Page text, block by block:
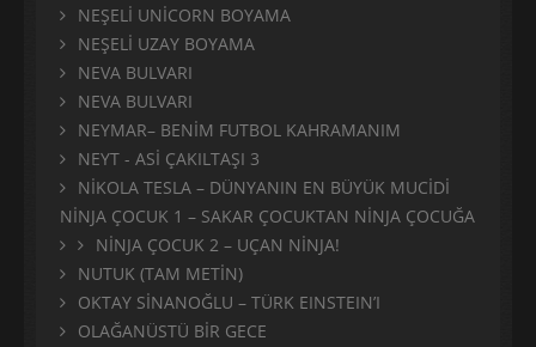
NEŞELİ UNİCORN BOYAMA
NEŞELİ UZAY BOYAMA
NEVA BULVARI
NEVA BULVARI
NEYMAR– BENİM FUTBOL KAHRAMANIM
NEYT - ASİ ÇAKILTAŞI 3
NİKOLA TESLA – DÜNYANIN EN BÜYÜK MUCİDİ
NİNJA ÇOCUK 1 – SAKAR ÇOCUKTAN NİNJA ÇOCUĞA
NİNJA ÇOCUK 2 – UÇAN NİNJA!
NUTUK (TAM METİN)
OKTAY SİNANOĞLU – TÜRK EINSTEIN’I
OLAĞANÜSTÜ BİR GECE